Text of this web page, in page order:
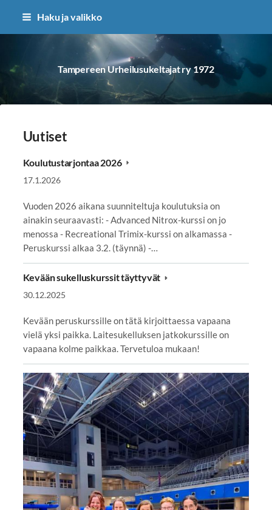
Siirry
Haku ja valikko
Tampereen Urheilusukeltajat ry 1972
Uutiset
Koulutustarjontaa 2026
17.1.2026
Vuoden 2026 aikana suunniteltuja koulutuksia on
ainakin seuraavasti: - Advanced Nitrox-kurssi on jo
menossa - Recreational Trimix-kurssi on alkamassa -
Peruskurssi alkaa 3.2. (täynnä) -…
Kevään sukelluskurssit täyttyvät
30.12.2025
Kevään peruskurssille on tätä kirjoittaessa vapaana
vielä yksi paikka. Laitesukelluksen jatkokurssille on
vapaana kolme paikkaa. Tervetuloa mukaan!